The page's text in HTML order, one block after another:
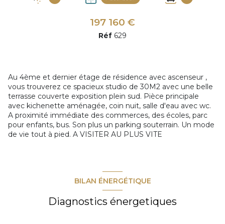
197 160 €
Réf 629
Au 4ème et dernier étage de résidence avec ascenseur ,
vous trouverez ce spacieux studio de 30M2 avec une belle
terrasse couverte exposition plein sud. Pièce principale
avec kichenette aménagée, coin nuit, salle d'eau avec wc.
A proximité immédiate des commerces, des écoles, parc
pour enfants, bus. Son plus un parking souterrain. Un mode
de vie tout à pied. A VISITER AU PLUS VITE
BILAN ÉNERGÉTIQUE
Diagnostics énergetiques